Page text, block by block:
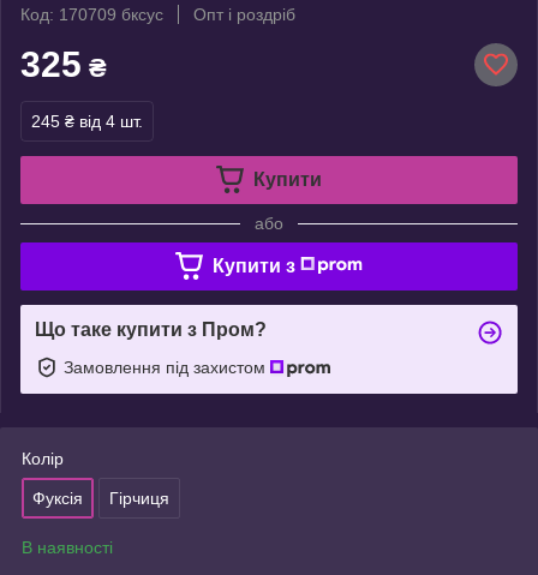
Код: 170709 бксус
Опт і роздріб
325 ₴
245 ₴ від 4 шт.
Купити
або
Купити з
Що таке купити з Пром?
Замовлення під захистом
Колір
Фуксія Гірчиця
В наявності